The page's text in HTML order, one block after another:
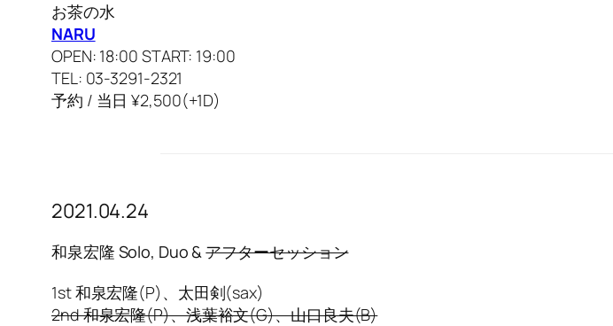
お茶の水
NARU
OPEN: 18:00 START: 19:00
TEL: 03-3291-2321
予約 / 当日 ¥2,500(+1D)
2021.04.24
和泉宏隆 Solo, Duo &アフターセッション
1st 和泉宏隆(P)、太田剣(sax)
2nd 和泉宏隆(P)、浅葉裕文(G)、山口良夫(B)